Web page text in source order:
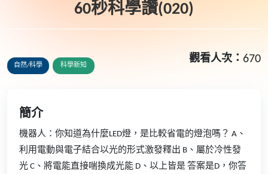
60秒科學讚(020)
自然/科學 科學新知
觀看人次： 670
簡介
機器人：你知道為什麼LED燈，是比較省電的燈泡嗎？ A、
利用電動與電子結合以光的形式激發釋出 B、屬於冷性發
光 C、將電能直接喘換成光能 D、以上皆是 答案是D，你答